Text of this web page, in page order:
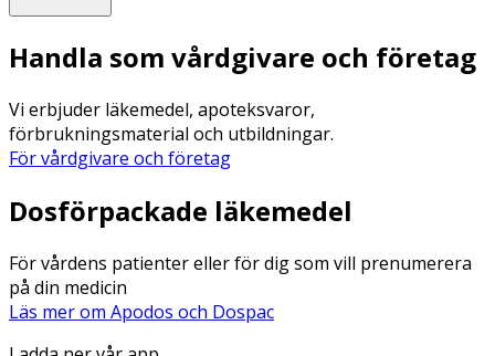
Handla som vårdgivare och företag
Vi erbjuder läkemedel, apoteksvaror,
förbrukningsmaterial och utbildningar.
För vårdgivare och företag
Dosförpackade läkemedel
För vårdens patienter eller för dig som vill prenumerera
på din medicin
Läs mer om Apodos och Dospac